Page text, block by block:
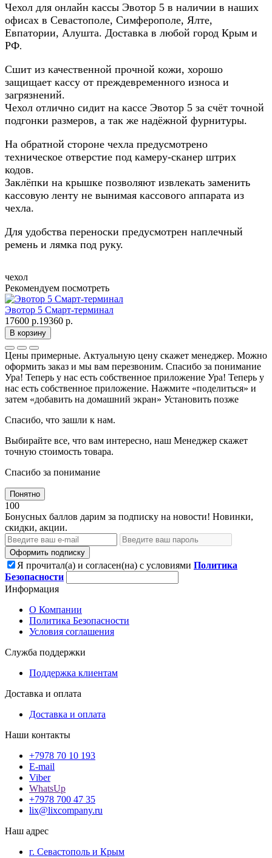
Чехол для онлайн кассы Эвотор 5 в наличии в наших
офисах в Севастополе, Симферополе, Ялте,
Евпатории, Алушта. Доставка в любой город Крым и
РФ.
Сшит из качественной прочной кожи, хорошо
защищает кассу от преждевременного износа и
загрязнений.
Чехол отлично сидит на кассе Эвотор 5 за счёт точной
подгонки размеров, а так же надёжной фурнитуры.
На обратной стороне чехла предусмотрено
техническое отверстие под камеру-сканер штрих
кодов.
Заклёпки на крышке позволяют извлекать заменить
кассовую ленту не вынимая кассового аппарата из
чехла.
Для удобства переноски предусмотрен наплечный
ремень и лямка под руку.
чехол
Рекомендуем посмотреть
Эвотор 5 Смарт-терминал
17600 р.19360 р.
В корзину
Цены примерные. Актуальную цену скажет менеджер. Можно
оформить заказ и мы вам перезвоним. Спасибо за понимание
Ура! Теперь у нас есть собственное приложение Ура! Теперь у
нас есть собственное приложение. Нажмите «поделиться» и
затем «добавить на домашний экран» Установить позже
Спасибо, что зашли к нам.
Выбирайте все, что вам интересно, наш Менеджер скажет
точную стоимость товара.
Спасибо за понимание
Понятно
100
Бонусных баллов дарим за подписку на новости! Новинки,
скидки, акции.
Оформить подписку
Я прочитал(а) и согласен(на) с условиями Политика
Безопасности
Информация
О Компании
Политика Безопасности
Условия соглашения
Служба поддержки
Поддержка клиентам
Доставка и оплата
Доставка и оплата
Наши контакты
+7978 70 10 193
E-mail
Viber
WhatsUp
+7978 700 47 35
lix@lixcompany.ru
Наш адрес
г. Севастополь и Крым